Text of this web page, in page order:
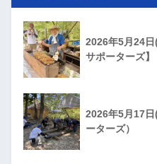
2026年5月24
サポーターズ】
2026年5月17
ーターズ）